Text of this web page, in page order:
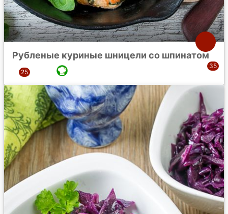
Рубленые куриные шницели со шпинатом